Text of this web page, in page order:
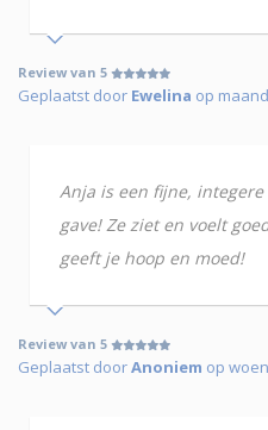
Review van 5
Geplaatst door Ewelina op
Anja is een fijne,
gave! Ze ziet en voelt
geeft je hoop en moed!
Review van 5
Geplaatst doorAnoniem op